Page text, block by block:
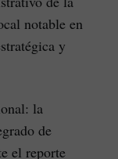
notable en
y
la
de
el reporte